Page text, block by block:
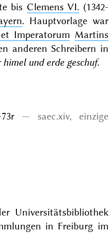
bis Clemens VI. (1342-
. Hauptvorlage war
Imperatorum Martins
anderen Schreibern in
und erde geschuf.
saec.xiv, einzige
Universitätsbibliothek
in Freiburg im